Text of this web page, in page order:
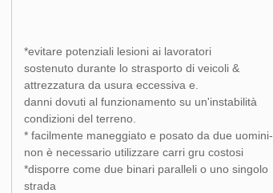
*evitare potenziali lesioni ai lavoratori
sostenuto durante lo strasporto di veicoli &
attrezzatura da usura eccessiva e.
danni dovuti al funzionamento su un'instabilità
condizioni del terreno.
* facilmente maneggiato e posato da due uomini-
non è necessario utilizzare carri gru costosi
*disporre come due binari paralleli o uno singolo
strada